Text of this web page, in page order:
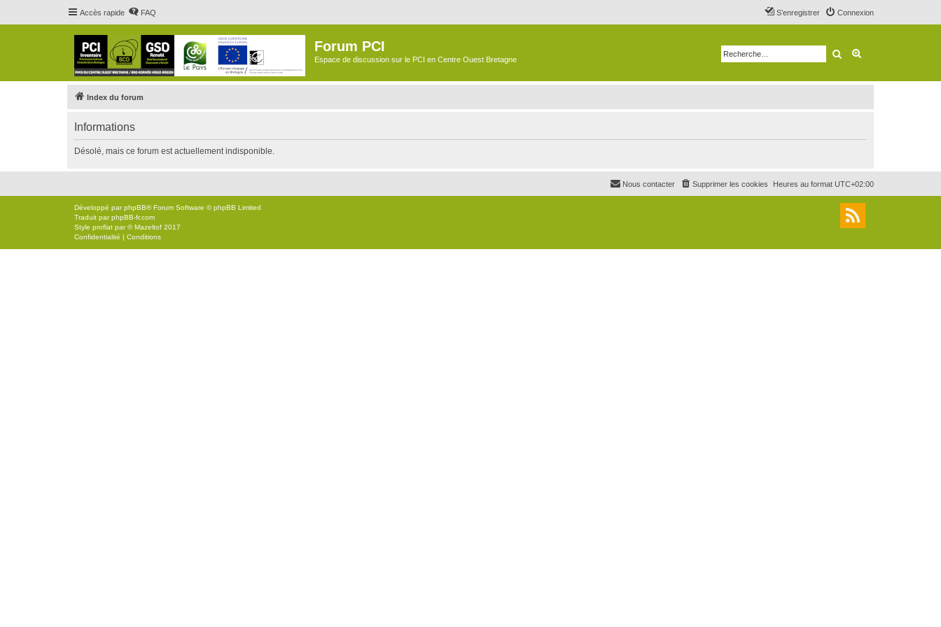
Accès rapide FAQ Connexion
S’enregistrer
Forum PCI
Espace de discussion sur le PCI en Centre Ouest Bretagne Rechercher
Index du forum
Informations
Désolé, mais ce forum est actuellement indisponible.
Heures au format UTC+02:00
Supprimer les cookies
Nous contacter
Développé parphpBB® Forum Software © phpBB Limited
Traduit parphpBB-fr.com
Style proflat par ©Mazeltof 2017
Confidentialité | Conditions